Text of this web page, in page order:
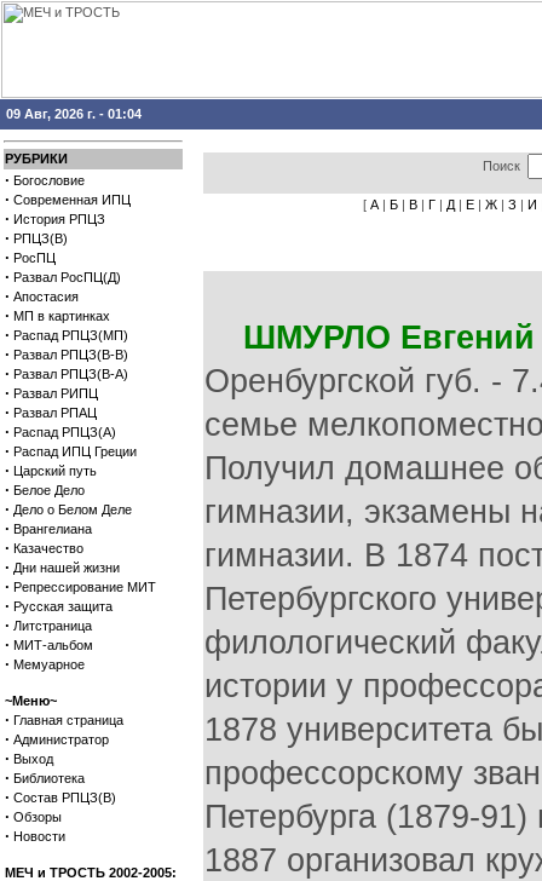
09 Авг, 2026 г. - 01:04
РУБРИКИ
· Богословие
· Современная ИПЦ
· История РПЦЗ
· РПЦЗ(В)
· РосПЦ
· Развал РосПЦ(Д)
· Апостасия
· МП в картинках
· Распад РПЦЗ(МП)
· Развал РПЦЗ(В-В)
· Развал РПЦЗ(В-А)
· Развал РИПЦ
· Развал РПАЦ
· Распад РПЦЗ(А)
· Распад ИПЦ Греции
· Царский путь
· Белое Дело
· Дело о Белом Деле
· Врангелиана
· Казачество
· Дни нашей жизни
· Репрессирование МИТ
· Русская защита
· Литстраница
· МИТ-альбом
· Мемуарное
~Меню~
· Главная страница
· Администратор
· Выход
· Библиотека
· Состав РПЦЗ(В)
· Обзоры
· Новости
МЕЧ и ТРОСТЬ 2002-2005:
Поиск
[ А | Б | В | Г | Д | Е | Ж | З | И
ШМУРЛО Евгений
Оренбургской губ. -
семье
Получил домашнее
гимназии, экзамены
гимназии. В 1874
Петербургского
филологический
истории у
1878 университета
профессорскому
Петербурга (1879-
1887 организовал